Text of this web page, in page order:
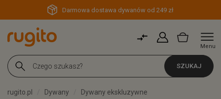
Darmowa dostawa dywanów od 249 zł
Menu
SZUKAJ
rugito.pl Dywany Dywany ekskluzywne